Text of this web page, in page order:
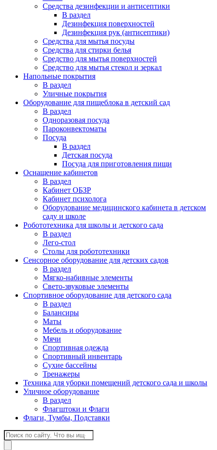
Средства дезинфекции и антисептики
В раздел
Дезинфекция поверхностей
Дезинфекция рук (антисептики)
Средства для мытья посуды
Средства для стирки белья
Средство для мытья поверхностей
Средство для мытья стекол и зеркал
Напольные покрытия
В раздел
Уличные покрытия
Оборудование для пищеблока в детский сад
В раздел
Одноразовая посуда
Пароконвектоматы
Посуда
В раздел
Детская посуда
Посуда для приготовления пищи
Оснащение кабинетов
В раздел
Кабинет ОБЗР
Кабинет психолога
Оборудование медицинского кабинета в детском
саду и школе
Робототехника для школы и детского сада
В раздел
Лего-стол
Столы для робототехники
Сенсорное оборудование для детских садов
В раздел
Мягко-набивные элементы
Свето-звуковые элементы
Спортивное оборудование для детского сада
В раздел
Балансиры
Маты
Мебель и оборудование
Мячи
Спортивная одежда
Спортивный инвентарь
Сухие бассейны
Тренажеры
Техника для уборки помещений детского сада и школы
Уличное оборудование
В раздел
Флагштоки и Флаги
Флаги, Тумбы, Подставки
Поиск
товаров